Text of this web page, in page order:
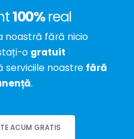
100%real
noastră fără nicio
o gratuit
serviciile noastre fără
.
ACUM GRATIS